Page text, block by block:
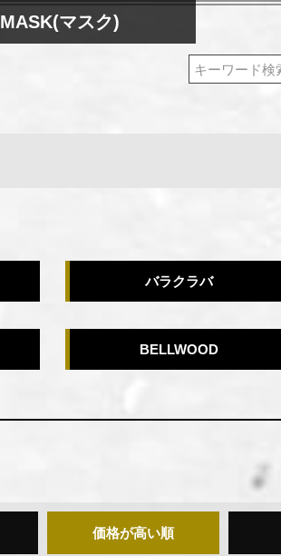
MASK(マスク)
バラクラバ
BELLWOOD
価格が高い順